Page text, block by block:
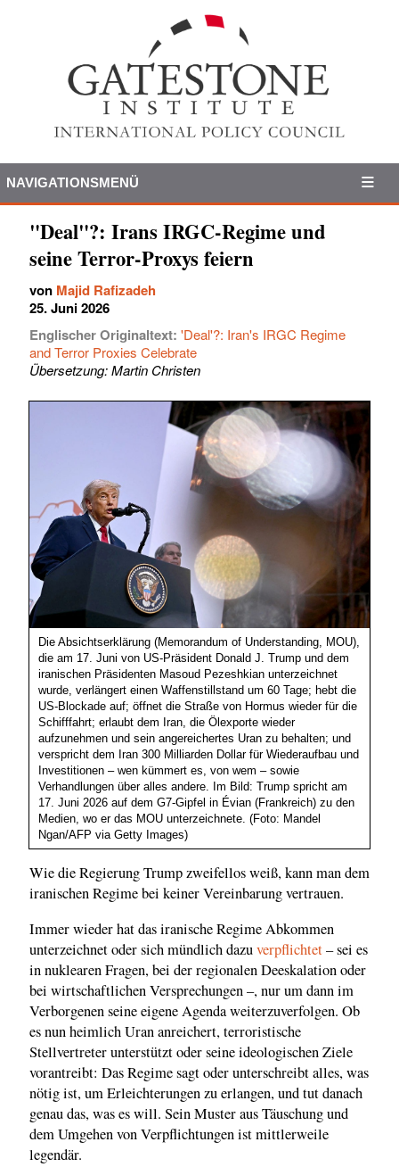
NAVIGATIONSMENÜ
"Deal"?: Irans IRGC-Regime und
seine Terror-Proxys feiern
von Majid Rafizadeh
25. Juni 2026
Englischer Originaltext: 'Deal'?: Iran's IRGC Regime
and Terror Proxies Celebrate
Übersetzung: Martin Christen
Die Absichtserklärung (Memorandum of Understanding, MOU),
die am 17. Juni von US-Präsident Donald J. Trump und dem
iranischen Präsidenten Masoud Pezeshkian unterzeichnet
wurde, verlängert einen Waffenstillstand um 60 Tage; hebt die
US-Blockade auf; öffnet die Straße von Hormus wieder für die
Schifffahrt; erlaubt dem Iran, die Ölexporte wieder
aufzunehmen und sein angereichertes Uran zu behalten; und
verspricht dem Iran 300 Milliarden Dollar für Wiederaufbau und
Investitionen – wen kümmert es, von wem – sowie
Verhandlungen über alles andere. Im Bild: Trump spricht am
17. Juni 2026 auf dem G7-Gipfel in Évian (Frankreich) zu den
Medien, wo er das MOU unterzeichnete. (Foto: Mandel
Ngan/AFP via Getty Images)
Wie die Regierung Trump zweifellos weiß, kann man dem
iranischen Regime bei keiner Vereinbarung vertrauen.
Immer wieder hat das iranische Regime Abkommen
unterzeichnet oder sich mündlich dazuverpflichtet– sei es
in nuklearen Fragen, bei der regionalen Deeskalation oder
bei wirtschaftlichen Versprechungen –, nur um dann im
Verborgenen seine eigene Agenda weiterzuverfolgen. Ob
es nun heimlich Uran anreichert, terroristische
Stellvertreter unterstützt oder seine ideologischen Ziele
vorantreibt: Das Regime sagt oder unterschreibt alles, was
nötig ist, um Erleichterungen zu erlangen, und tut danach
genau das, was es will. Sein Muster aus Täuschung und
dem Umgehen von Verpflichtungen ist mittlerweile
legendär.